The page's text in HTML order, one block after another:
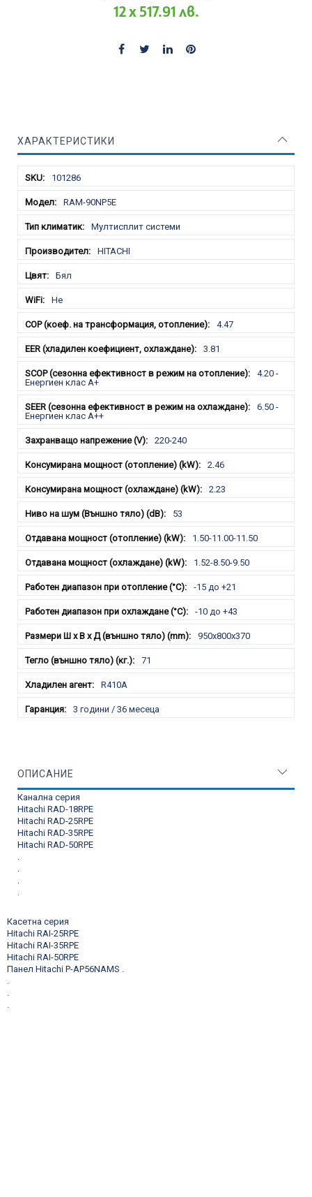
12 x 517.91 лв.
ХАРАКТЕРИСТИКИ
101286
RAM-90NP5E
Мултисплит системи
HITACHI
Бял
Не
4.47
3.81
4.20 -
Енергиен клас А+
6.50 -
Енергиен клас A++
220-240
2.46
2.23
53
1.50-11.00-11.50
1.52-8.50-9.50
-15 до +21
-10 до +43
950x800x370
71
R410A
3 години / 36 месеца
ОПИСАНИЕ
Канална серия
Hitachi RAD-18RPE
Hitachi RAD-25RPE
Hitachi RAD-35RPE
Hitachi RAD-50RPE
Касетна серия
Hitachi RAI-25RPE
Hitachi RAI-35RPE
Hitachi RAI-50RPE
Панел Hitachi P-AP56NAMS